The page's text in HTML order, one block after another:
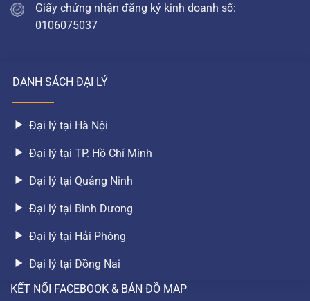
Giấy chứng nhận đăng ký kinh doanh số:
0106075037
DANH SÁCH ĐẠI LÝ
Đại lý tại Hà Nội
Đại lý tại TP. Hồ Chí Minh
Đại lý tại Quảng Ninh
Đại lý tại Bình Dương
Đại lý tại Hải Phòng
Đại lý tại Đồng Nai
KẾT NỐI FACEBOOK & BẢN ĐỒ MAP